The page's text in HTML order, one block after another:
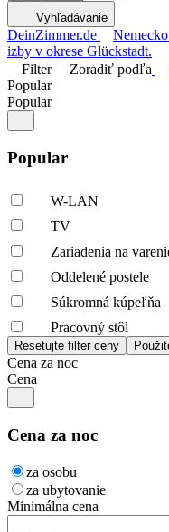
Vyhľadávanie
DeinZimmer.de Nemecko
izby v okrese Glückstadt.
Filter
Zoradiť podľa
Popular
Popular
Popular
W-LAN
TV
Zariadenia na
Oddelené postele
Súkromná kúpeľňa
Pracovný stôl
Cena za noc
Cena
Cena za noc
za osobu
za ubytovanie
Minimálna cena